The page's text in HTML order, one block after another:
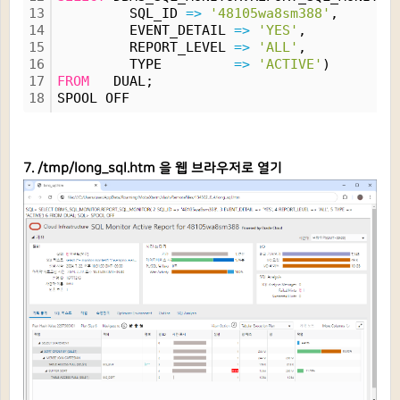
13
14
15
16
17
18
SQL_ID => '48105wa8sm388' ,
EVENT_DETAIL => 'YES' ,
REPORT_LEVEL => 'ALL' ,
TYPE => 'ACTIVE' )
FROM DUAL;
SPOOL OFF
7. /tmp/long_sql.htm 을 웹 브라우저로 열기